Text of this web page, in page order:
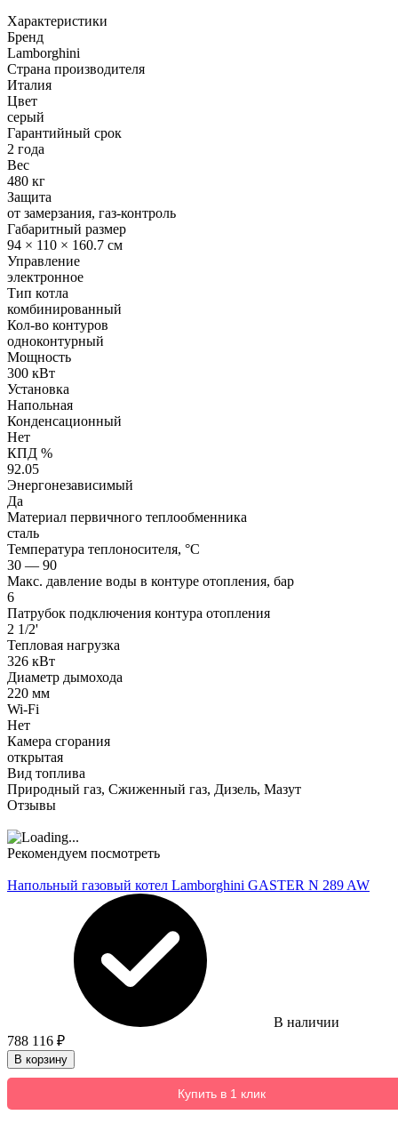
Характеристики
Бренд
Lamborghini
Страна производителя
Италия
Цвет
серый
Гарантийный срок
2 года
Вес
480 кг
Защита
от замерзания, газ-контроль
Габаритный размер
94 × 110 × 160.7 см
Управление
электронное
Тип котла
комбинированный
Кол-во контуров
одноконтурный
Мощность
300 кВт
Установка
Напольная
Конденсационный
Нет
КПД %
92.05
Энергонезависимый
Да
Материал первичного теплообменника
сталь
Температура теплоносителя, °С
30 — 90
Макс. давление воды в контуре отопления, бар
6
Патрубок подключения контура отопления
2 1/2'
Тепловая нагрузка
326 кВт
Диаметр дымохода
220 мм
Wi-Fi
Нет
Камера сгорания
открытая
Вид топлива
Природный газ, Сжиженный газ, Дизель, Мазут
Отзывы
Рекомендуем посмотреть
Напольный газовый котел Lamborghini GASTER N 289 AW
В наличии
788 116 ₽
В корзину
Купить в 1 клик